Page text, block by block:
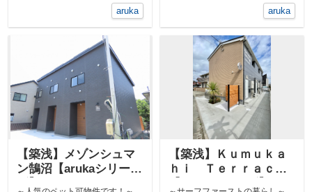
aruka
aruka
【築浅】メゾンシュマ
ン鵠沼【arukaシリー
【築浅】Ｋｕｍｕｋａ
ｈｉ Ｔｅｒｒａｃｅ